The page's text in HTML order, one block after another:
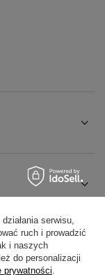
serwisu,
ruch i prowadzić
i naszych
do personalizacji
prywatności.